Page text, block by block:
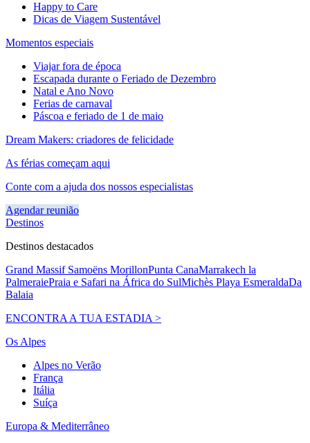
Happy to Care
Dicas de Viagem Sustentável
Momentos especiais
Viajar fora de época
Escapada durante o Feriado de Dezembro
Natal e Ano Novo
Ferias de carnaval
Páscoa e feriado de 1 de maio
Dream Makers: criadores de felicidade
As férias começam aqui
Conte com a ajuda dos nossos especialistas
Agendar reunião
Destinos
Destinos destacados
Grand Massif Samoëns MorillonPunta CanaMarrakech la
PalmeraiePraia e Safari na África do SulMichès Playa EsmeraldaDa
Balaia
ENCONTRA A TUA ESTADIA >
Os Alpes
Alpes no Verão
França
Itália
Suíça
Europa & Mediterrâneo